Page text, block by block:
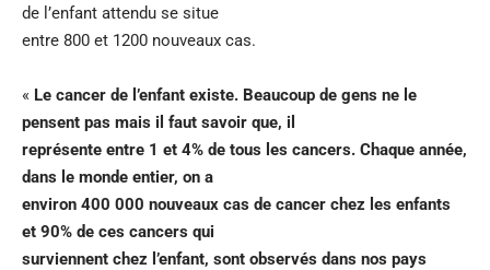
de l’enfant attendu se situe
entre 800 et 1200 nouveaux cas.
« Le cancer de l’enfant existe. Beaucoup de gens ne le
pensent pas mais il faut savoir que, il
représente entre 1 et 4% de tous les cancers. Chaque année,
dans le monde entier, on a
environ 400 000 nouveaux cas de cancer chez les enfants
et 90% de ces cancers qui
surviennent chez l’enfant, sont observés dans nos pays